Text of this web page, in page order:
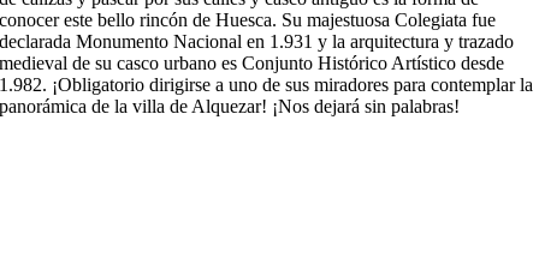
conocer este bello rincón de Huesca. Su majestuosa Colegiata fue
declarada Monumento Nacional en 1.931 y la arquitectura y trazado
medieval de su casco urbano es Conjunto Histórico Artístico desde
1.982. ¡Obligatorio dirigirse a uno de sus miradores para contemplar la
panorámica de la villa de Alquezar! ¡Nos dejará sin palabras!